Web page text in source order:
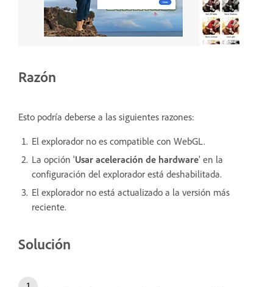
Razón
Esto podría deberse a las siguientes razones:
El explorador no es compatible con WebGL.
La opción 'Usar aceleración de hardware' en la
configuración del explorador está deshabilitada.
El explorador no está actualizado a la versión más
reciente.
Solución